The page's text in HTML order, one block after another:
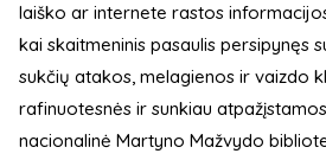
laiško ar internete rastos
kai skaitmeninis pasaulis persipynęs
sukčių atakos, melagienos ir vaizdo
rafinuotesnės ir sunkiau
nacionalinė Martyno Mažvydo